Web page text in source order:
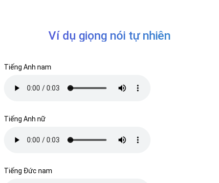
Ví dụ giọng nói tự nhiên
Tiếng Anh nam
Tiếng Anh nữ
Tiếng Đức nam